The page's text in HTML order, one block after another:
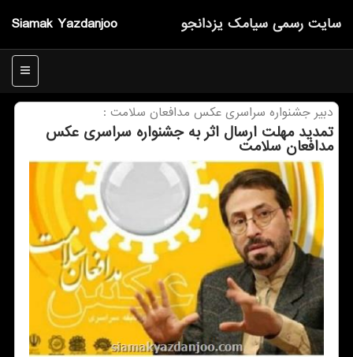
Siamak Yazdanjoo سایت رسمی سیامك یزدانجو
منو
دبیر جشنواره سراسری عكس مدافعان سلامت :
تمدید مهلت ارسال اثر به جشنواره سراسری عكس
مدافعان سلامت